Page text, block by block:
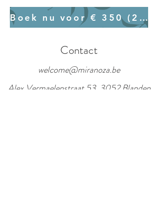
Boek nu voor € 350 (2 personen)
Contact
welcome@miranoza.be
Alex Vermaelenstraat 53, 3052 Blanden